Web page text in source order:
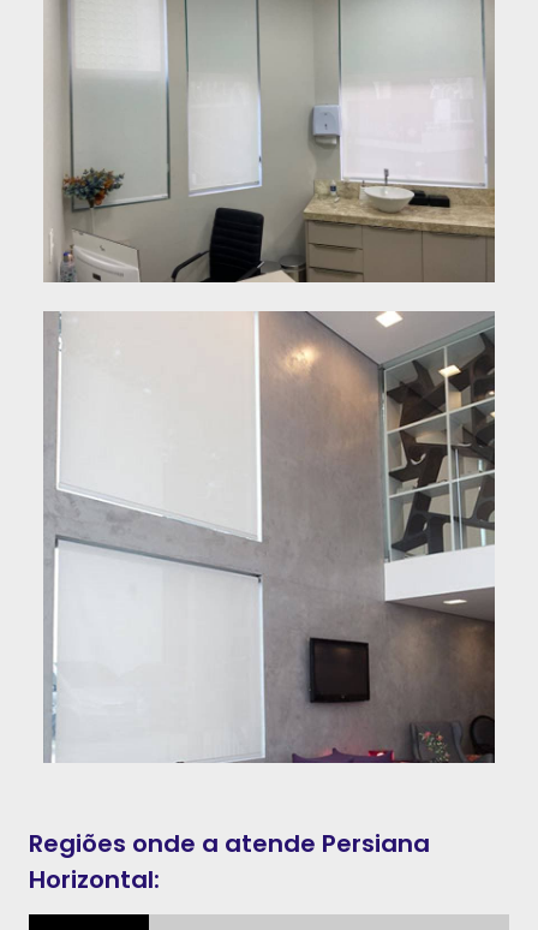
Regiões onde a atende Persiana
Horizontal: